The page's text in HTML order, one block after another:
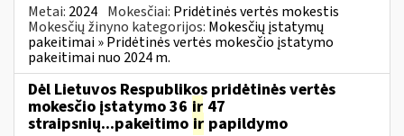
Metai: 2024 Mokesčiai: Pridėtinės vertės mokestis
Mokesčių žinyno kategorijos: Mokesčių įstatymų
pakeitimai » Pridėtinės vertės mokesčio įstatymo
pakeitimai nuo 2024 m.
Dėl Lietuvos Respublikos pridėtinės vertės
mokesčio įstatymo 36 ir 47
straipsnių...pakeitimo ir papildymo